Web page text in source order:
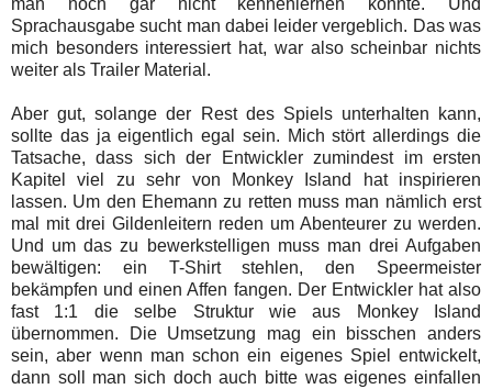
man noch gar nicht kennenlernen konnte. Und
Sprachausgabe sucht man dabei leider vergeblich. Das was
mich besonders interessiert hat, war also scheinbar nichts
weiter als Trailer Material.
Aber gut, solange der Rest des Spiels unterhalten kann,
sollte das ja eigentlich egal sein. Mich stört allerdings die
Tatsache, dass sich der Entwickler zumindest im ersten
Kapitel viel zu sehr von Monkey Island hat inspirieren
lassen. Um den Ehemann zu retten muss man nämlich erst
mal mit drei Gildenleitern reden um Abenteurer zu werden.
Und um das zu bewerkstelligen muss man drei Aufgaben
bewältigen: ein T-Shirt stehlen, den Speermeister
bekämpfen und einen Affen fangen. Der Entwickler hat also
fast 1:1 die selbe Struktur wie aus Monkey Island
übernommen. Die Umsetzung mag ein bisschen anders
sein, aber wenn man schon ein eigenes Spiel entwickelt,
dann soll man sich doch auch bitte was eigenes einfallen